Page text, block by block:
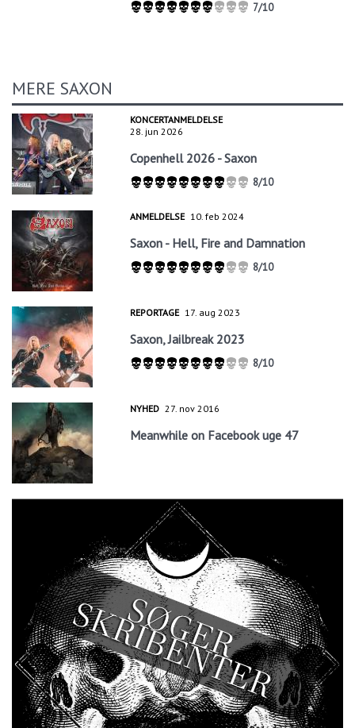
7/10
MERE SAXON
KONCERTANMELDELSE
28. jun 2026
Copenhell 2026 - Saxon
8/10
ANMELDELSE 10. feb 2024
Saxon - Hell, Fire and Damnation
8/10
REPORTAGE 17. aug 2023
Saxon, Jailbreak 2023
8/10
NYHED 27. nov 2016
Meanwhile on Facebook uge 47